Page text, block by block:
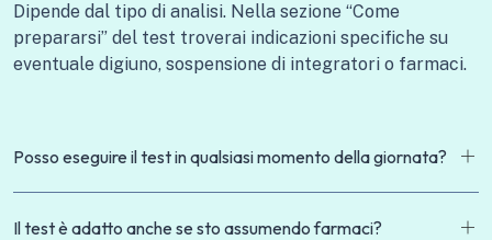
Dipende dal tipo di analisi. Nella sezione “Come
prepararsi” del test troverai indicazioni specifiche su
eventuale digiuno, sospensione di integratori o farmaci.
Posso eseguire il test in qualsiasi momento della giornata?
Il test è adatto anche se sto assumendo farmaci?